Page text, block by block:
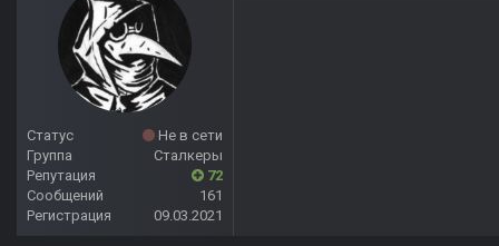
Статус
Не в сети
Группа
Сталкеры
Репутация
72
Сообщений
161
Регистрация
09.03.2021